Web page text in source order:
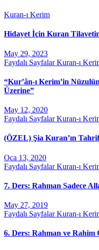
Kuran-ı Kerim
Hidayet İçin Kuran
May 29, 2023
Faydalı SayfalarKuran-ı
“Kur’ân-ı Kerim’in
Üzerine”
May 12, 2020
Faydalı SayfalarKuran-ı
(ÖZEL) Şia Kuran’ın
Oca 13, 2020
Faydalı SayfalarKuran-ı
7. Ders: Rahman Sadece
May 27, 2019
Faydalı SayfalarKuran-ı
6. Ders: Rahman ve Rahim